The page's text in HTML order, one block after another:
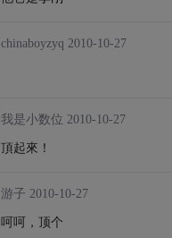
chinaboyzyq 2010-10-27
我是小数位 2010-10-27
頂起來！
游子 2010-10-27
呵呵，顶个